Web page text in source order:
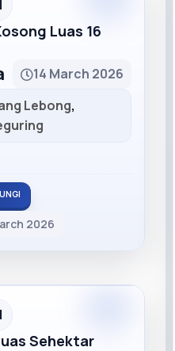
Luas 16
14 March 2026
Lebong,
2026
Sehektar